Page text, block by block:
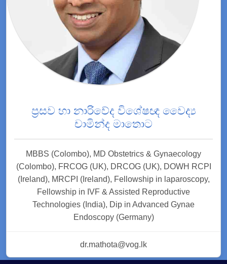
ප්‍රසව හා නාරිවේද විශේෂඥ වෛද්‍ය
චාමින්ද මාතොට
MBBS (Colombo), MD Obstetrics & Gynaecology
(Colombo), FRCOG (UK), DRCOG (UK), DOWH RCPI
(Ireland), MRCPI (Ireland), Fellowship in laparoscopy,
Fellowship in IVF & Assisted Reproductive
Technologies (India), Dip in Advanced Gynae
Endoscopy (Germany)
dr.mathota@vog.lk